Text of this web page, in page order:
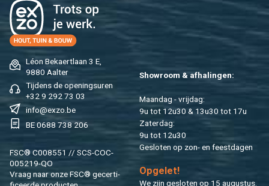
Léon Be­kaert­laan 3 E,
9880 Aal­ter
Tij­dens de ope­nings­uren
+32 9 292 73 03
info@​exzo.​be
BE 0688 738 206
FSC® C008551 // SCS-COC-
005219-QO
Vraag naar onze FSC® ge­cer­ti­
Show­room & af­ha­lin­gen:
Maan­dag - vrij­dag:
9u tot 12u30 & 13u30 tot 17u
Za­ter­dag:
9u tot 12u30
Ge­slo­ten op zon- en feest­da­gen
Op­ge­let!
We zijn ge­slo­ten op 15 au­gus­tus.